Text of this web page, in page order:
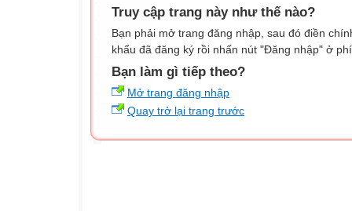
Truy cập trang này như thế nào?
Bạn phải mở trang đăng nhập, sau đó điền
khẩu đã đăng ký rồi nhấn nút "Đăng nhập" ở
Bạn làm gì tiếp theo?
Mở trang đăng nhập
Quay trở lại trang trước